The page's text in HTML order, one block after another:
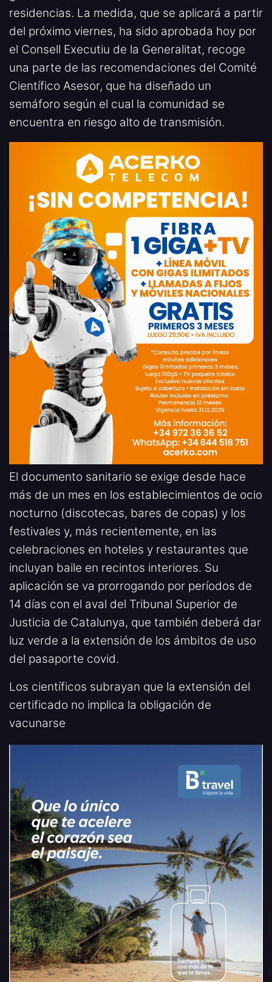
residencias. La medida, que se aplicará a partir
del próximo viernes, ha sido aprobada hoy por
el Consell Executiu de la Generalitat, recoge
una parte de las recomendaciones del Comité
Científico Asesor, que ha diseñado un
semáforo según el cual la comunidad se
encuentra en riesgo alto de transmisión.
El documento sanitario se exige desde hace
más de un mes en los establecimientos de ocio
nocturno (discotecas, bares de copas) y los
festivales y, más recientemente, en las
celebraciones en hoteles y restaurantes que
incluyan baile en recintos interiores. Su
aplicación se va prorrogando por períodos de
14 días con el aval del Tribunal Superior de
Justicia de Catalunya, que también deberá dar
luz verde a la extensión de los ámbitos de uso
del pasaporte covid.
Los científicos subrayan que la extensión del
certificado no implica la obligación de
vacunarse